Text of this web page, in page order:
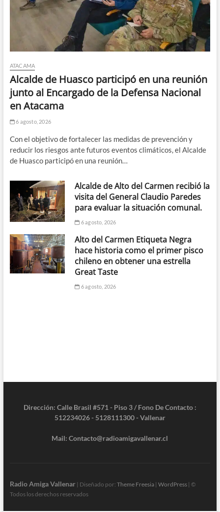
ATACAMA
Alcalde de Huasco participó en una reunión
junto al Encargado de la Defensa Nacional
en Atacama
6 agosto, 2026
Con el objetivo de fortalecer las medidas de prevención y
reducir los riesgos ante futuros eventos climáticos, el Alcalde
de Huasco participó en una reunión…
Alcalde de Alto del Carmen recibió la
visita del General Claudio Paredes
para evaluar la situación comunal.
6 agosto, 2026
Alto del Carmen Etiqueta Negra
hace historia como el primer pisco
chileno en obtener una estrella
Great Taste
6 agosto, 2026
Dirección: Calle Brasil #571 - Piso 3 / Fono De Contacto :
512234026 - 5128111300 - Vallenar
Mail: Contacto@radioamigavallenar.cl
Radio Amiga Vallenar| Diseñado por: Theme Freesia| WordPress| ©
Todos los derechos reservados